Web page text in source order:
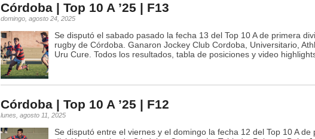
Córdoba | Top 10 A ’25 | F13
domingo, agosto 24, 2025
Se disputó el sabado pasado la fecha 13 del Top 10 A de primera
rugby de Córdoba. Ganaron Jockey Club Cordoba, Universitario,
Uru Cure. Todos los resultados, tabla de posiciones y video
Córdoba | Top 10 A ’25 | F12
lunes, agosto 11, 2025
Se disputó entre el viernes y el domingo la fecha 12 del Top 10 A de